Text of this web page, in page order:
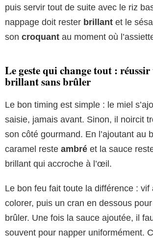
puis servir tout de suite avec le riz
nappage doit rester brillant et le
son croquant au moment où
Le geste qui change tout :
brillant sans brûler
Le bon timing est simple : le miel
saisie, jamais avant. Sinon, il noircit
son côté gourmand. En l’ajoutant au
caramel reste ambré et la sauce
brillant qui accroche à l’œil.
Le bon feu fait toute la différence : vif
colorer, puis un cran en dessous
brûler. Une fois la sauce ajoutée, il
souvent pour napper uniformément.